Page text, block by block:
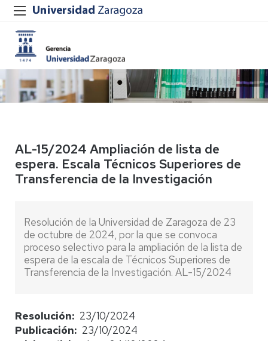
AL-15/2024 Ampliación de lista de
espera. Escala Técnicos Superiores de
Transferencia de la Investigación
Resolución de la Universidad de Zaragoza de 23
de octubre de 2024, por la que se convoca
proceso selectivo para la ampliación de la lista de
espera de la escala de Técnicos Superiores de
Transferencia de la Investigación. AL-15/2024
Resolución
23/10/2024
Publicación
23/10/2024